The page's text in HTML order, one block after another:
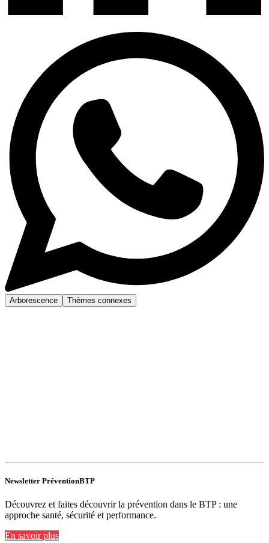
Arborescence Thèmes connexes
Newsletter PréventionBTP
Découvrez et faites découvrir la prévention dans le BTP : une
approche santé, sécurité et performance.
En savoir plus